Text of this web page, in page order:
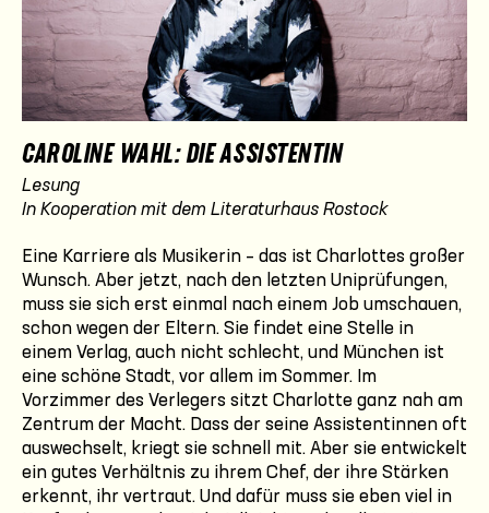
CAROLINE WAHL: DIE ASSISTENTIN
Lesung
In Kooperation mit dem Literaturhaus Rostock
Eine Karriere als Musikerin – das ist Charlottes großer
Wunsch. Aber jetzt, nach den letzten Uniprüfungen,
muss sie sich erst einmal nach einem Job umschauen,
schon wegen der Eltern. Sie findet eine Stelle in
einem Verlag, auch nicht schlecht, und München ist
eine schöne Stadt, vor allem im Sommer. Im
Vorzimmer des Verlegers sitzt Charlotte ganz nah am
Zentrum der Macht. Dass der seine Assistentinnen oft
auswechselt, kriegt sie schnell mit. Aber sie entwickelt
ein gutes Verhältnis zu ihrem Chef, der ihre Stärken
erkennt, ihr vertraut. Und dafür muss sie eben viel in